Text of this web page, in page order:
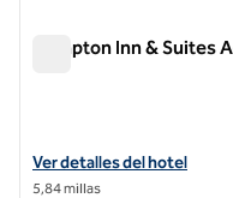
Hampton Inn & Suites
Ver detalles del hotel
Ver detalles del hotel
5,84 millas